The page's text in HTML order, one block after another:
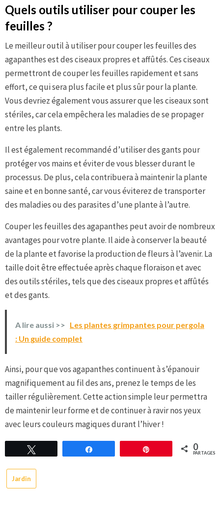
Quels outils utiliser pour couper les
feuilles ?
Le meilleur outil à utiliser pour couper les feuilles des
agapanthes est des ciseaux propres et affûtés. Ces ciseaux
permettront de couper les feuilles rapidement et sans
effort, ce qui sera plus facile et plus sûr pour la plante.
Vous devriez également vous assurer que les ciseaux sont
stériles, car cela empêchera les maladies de se propager
entre les plants.
Il est également recommandé d’utiliser des gants pour
protéger vos mains et éviter de vous blesser durant le
processus. De plus, cela contribuera à maintenir la plante
saine et en bonne santé, car vous éviterez de transporter
des maladies ou des parasites d’une plante à l’autre.
Couper les feuilles des agapanthes peut avoir de nombreux
avantages pour votre plante. Il aide à conserver la beauté
de la plante et favorise la production de fleurs à l’avenir. La
taille doit être effectuée après chaque floraison et avec
des outils stériles, tels que des ciseaux propres et affûtés
et des gants.
A lire aussi >> Les plantes grimpantes pour pergola
: Un guide complet
Ainsi, pour que vos agapanthes continuent à s’épanouir
magnifiquement au fil des ans, prenez le temps de les
tailler régulièrement. Cette action simple leur permettra
de maintenir leur forme et de continuer à ravir nos yeux
avec leurs couleurs magiques durant l’hiver !
0
PARTAGES
Jardin